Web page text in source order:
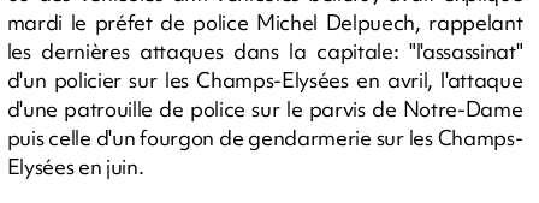
mardi le préfet de police Michel Delpuech, rappelant
les dernières attaques dans la capitale: "l'assassinat"
d'un policier sur les Champs-Elysées en avril, l'attaque
d'une patrouille de police sur le parvis de Notre-Dame
puis celle d'un fourgon de gendarmerie sur les Champs-
Elysées en juin.